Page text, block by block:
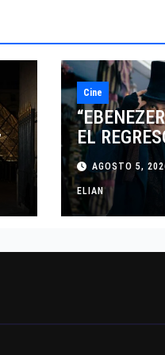
Cine
EL
JOHNNY
PASO POR
AGOSTO 5,
ELIAN